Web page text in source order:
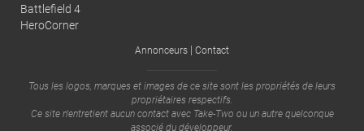
Battlefield 4
HeroCorner
Annonceurs | Contact
Tous les logos, marques et images de ce site sont les propriétés de leurs
propriétaires respectifs.
Ce site n'entretient aucun contact avec Take-Two ou un autre quelconque
associé du développeur.